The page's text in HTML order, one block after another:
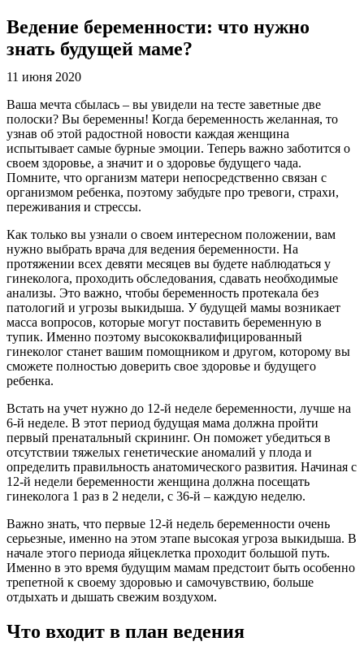
Ведение беременности: что нужно
знать будущей маме?
11 июня 2020
Ваша мечта сбылась – вы увидели на тесте заветные две
полоски? Вы беременны! Когда беременность желанная, то
узнав об этой радостной новости каждая женщина
испытывает самые бурные эмоции. Теперь важно заботится о
своем здоровье, а значит и о здоровье будущего чада.
Помните, что организм матери непосредственно связан с
организмом ребенка, поэтому забудьте про тревоги, страхи,
переживания и стрессы.
Как только вы узнали о своем интересном положении, вам
нужно выбрать врача для ведения беременности. На
протяжении всех девяти месяцев вы будете наблюдаться у
гинеколога, проходить обследования, сдавать необходимые
анализы. Это важно, чтобы беременность протекала без
патологий и угрозы выкидыша. У будущей мамы возникает
масса вопросов, которые могут поставить беременную в
тупик. Именно поэтому высококвалифицированный
гинеколог станет вашим помощником и другом, которому вы
сможете полностью доверить свое здоровье и будущего
ребенка.
Встать на учет нужно до 12-й неделе беременности, лучше на
6-й неделе. В этот период будущая мама должна пройти
первый пренатальный скрининг. Он поможет убедиться в
отсутствии тяжелых генетические аномалий у плода и
определить правильность анатомического развития. Начиная с
12-й недели беременности женщина должна посещать
гинеколога 1 раз в 2 недели, с 36-й – каждую неделю.
Важно знать, что первые 12-й недель беременности очень
серьезные, именно на этом этапе высокая угроза выкидыша. В
начале этого периода яйцеклетка проходит большой путь.
Именно в это время будущим мамам предстоит быть особенно
трепетной к своему здоровью и самочувствию, больше
отдыхать и дышать свежим воздухом.
Что входит в план ведения